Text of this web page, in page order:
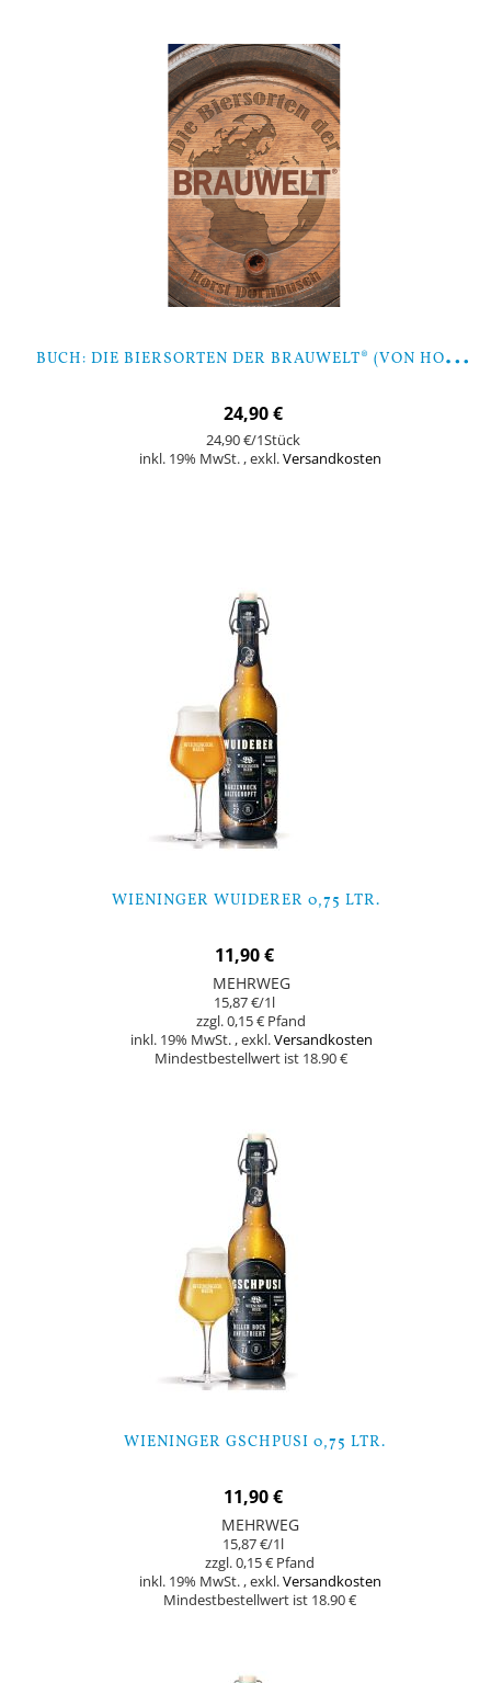
B
UCH: DIE BIERSORTEN DER BRAUWELT® (VON HORST DORNBUSCH)
24,90 €
24,90 €/1Stück
inkl. 19% MwSt. ,exkl.Versandkosten
WIENINGER WUIDERER 0,75 LTR.
11,90 €
MEHRWEG
15,87 €/1l
0,15 €
inkl. 19% MwSt. ,exkl.Versandkosten
Mindestbestellwert ist 18.90 €
WIENINGER GSCHPUSI 0,75 LTR.
11,90 €
MEHRWEG
15,87 €/1l
0,15 €
inkl. 19% MwSt. ,exkl.Versandkosten
Mindestbestellwert ist 18.90 €